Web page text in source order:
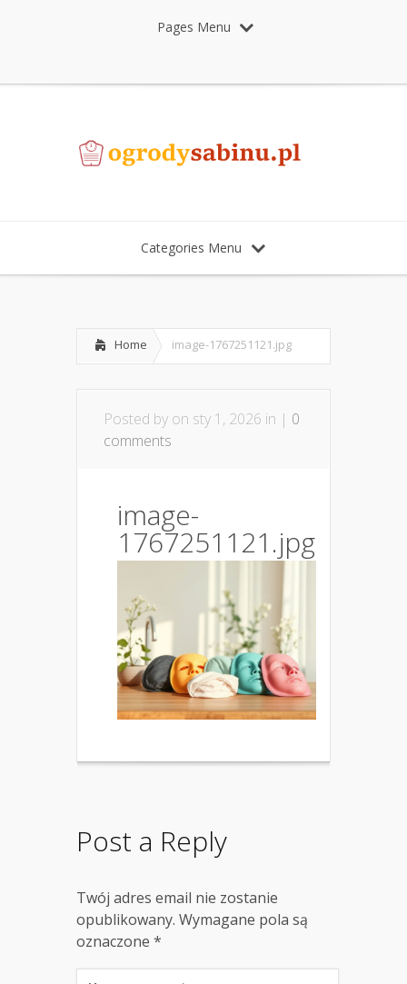
Pages Menu
Categories Menu
Home image-1767251121.jpg
Posted by on sty 1, 2026 in | 0
comments
image-
1767251121.jpg
Post a Reply
Twój adres email nie zostanie
opublikowany. Wymagane pola są
oznaczone *